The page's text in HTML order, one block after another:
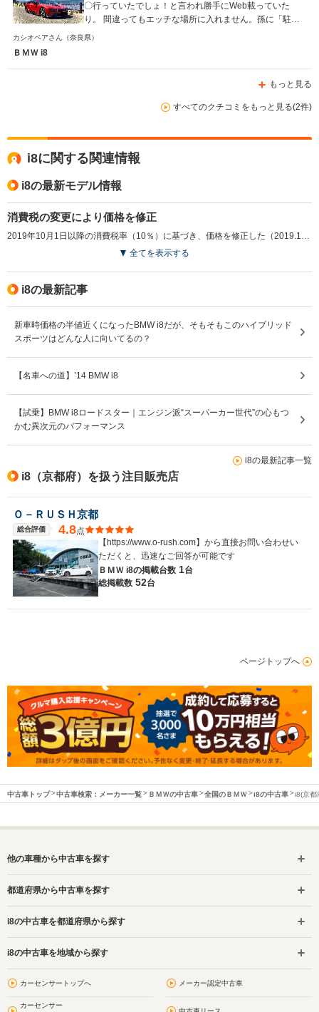
〇行っていたでしょ！と言われ勝手にWeb載っていた
り。 間違ってもエッチな場所に入れません。孫に「駐車
場で人が集まる中に乗り込めない、次はプリウスで出かけ
カシオペアさん （奈良県）
ＢＭＷ i8
もっと見る
すべてのクチコミをもっと見る(2件)
i8に関する関連情報
i8の最新モデル情報
消費税の変更により価格を修正
全てを表示する
i8の最新記事
新車時価格の半値近くになったBMW i8だが、そもそもこのハイブリッド
スポーツはどんな人に向いてるの？
【名車への道】’14 BMW i8
【試乗】BMW i8ロードスター｜エンジン派“スーパーカー世代”の心もつ
かむ異次元のパフォーマンス
i8の最新記事一覧
i8（京都府）を扱う注目販売店
Ｏ－ＲＵＳＨ京都
総合評価 4.8点
【https://www.o-rush.com】から直接お問い合わせい
ただくと、迅速なご回答が可能です
ＢＭＷ i8の掲載台数 1台
総掲載数 52台
ページトップへ
中古車トップ 中古車検索：メーカー一覧 ＢＭＷの中古車 全国のＢＭＷ i8の中古車 i8(京都
他の車種から中古車を探す
都道府県から中古車を探す
i8の中古車を都道府県から探す
i8の中古車を地域から探す
カーセンサートップへ メーカー認定中古車
カーセンサー